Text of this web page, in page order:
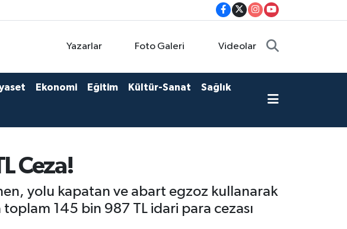
Yazarlar Foto Galeri Videolar
Ekonomi Eğitim Kültür-Sanat Sağlık
Ceza!
yolu kapatan ve abart egzoz kullanarak
145 bin 987 TL idari para cezası